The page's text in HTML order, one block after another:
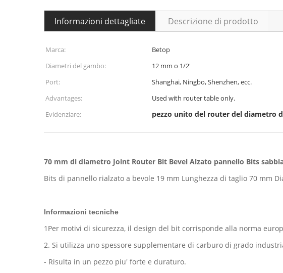
Informazioni dettagliate Descrizione di prodotto
Marca: Betop
Diametri del gambo:
12 mm o 1/2'
Port:
Shanghai, Ningbo, Shenzhen, ecc.
Advantages:
Used with router table only.
Evidenziare:
pezzo unito del router del diametro
70 mm di diametro Joint Router Bit Bevel Alzato pannello Bits
Bits di pannello rialzato a bevole 19 mm Lunghezza di taglio 70 mm
Informazioni tecniche
1Per motivi di sicurezza, il design del bit corrisponde alla norma
2. Si utilizza uno spessore supplementare di carburo di grado
- Risulta in un pezzo piu' forte e duraturo.